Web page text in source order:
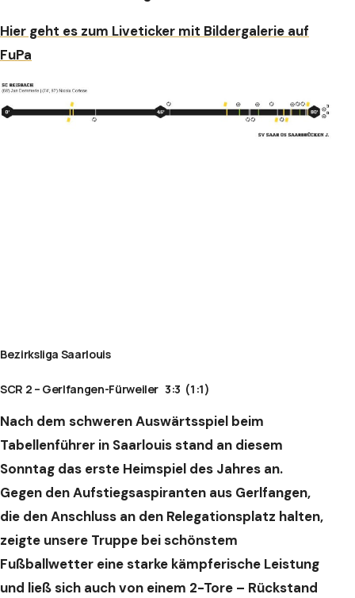
Hier geht es zum Liveticker mit Bildergalerie auf
FuPa
Bezirksliga Saarlouis
SCR 2 – Gerlfangen-Fürweiler 3:3 (1:1)
Nach dem schweren Auswärtsspiel beim
Tabellenführer in Saarlouis stand an diesem
Sonntag das erste Heimspiel des Jahres an.
Gegen den Aufstiegsaspiranten aus Gerlfangen,
die den Anschluss an den Relegationsplatz halten,
zeigte unsere Truppe bei schönstem
Fußballwetter einestarke kämpferische Leistung
und ließ sich auch von einem 2-Tore – Rückstand